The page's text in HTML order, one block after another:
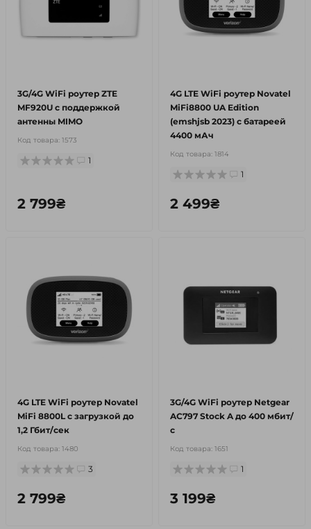
3G/4G WiFi роутер ZTE
MF920U с поддержкой
антенны MIMO
Код товара: 1573
1
2 799₴
4G LTE WiFi роутер Novatel
MiFi8800 UA Edition
(emshjsb 2023) с батареей
4400 мАч
Код товара: 1814
1
2 499₴
4G LTE WiFi роутер Novatel
MiFi 8800L с загрузкой до
1,2 Гбит/сек
Код товара: 1480
3
2 799₴
3G/4G WiFi роутер Netgear
AC797 Stock A до 400 мбит/
с
Код товара: 1651
1
3 199₴